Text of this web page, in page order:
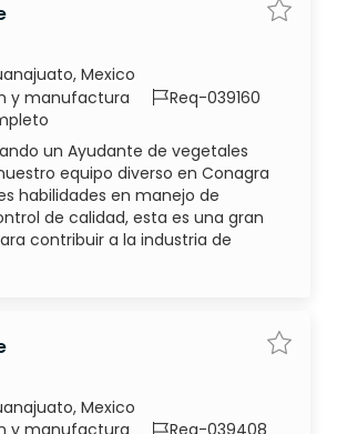
Mexico
y manufactura ID de trabajo
Req-039160
un Ayudante de vegetales
equipo diverso en Conagra
habilidades en manejo de
de calidad, esta es una gran
contribuir a la industria de
Mexico
ID de trabajo